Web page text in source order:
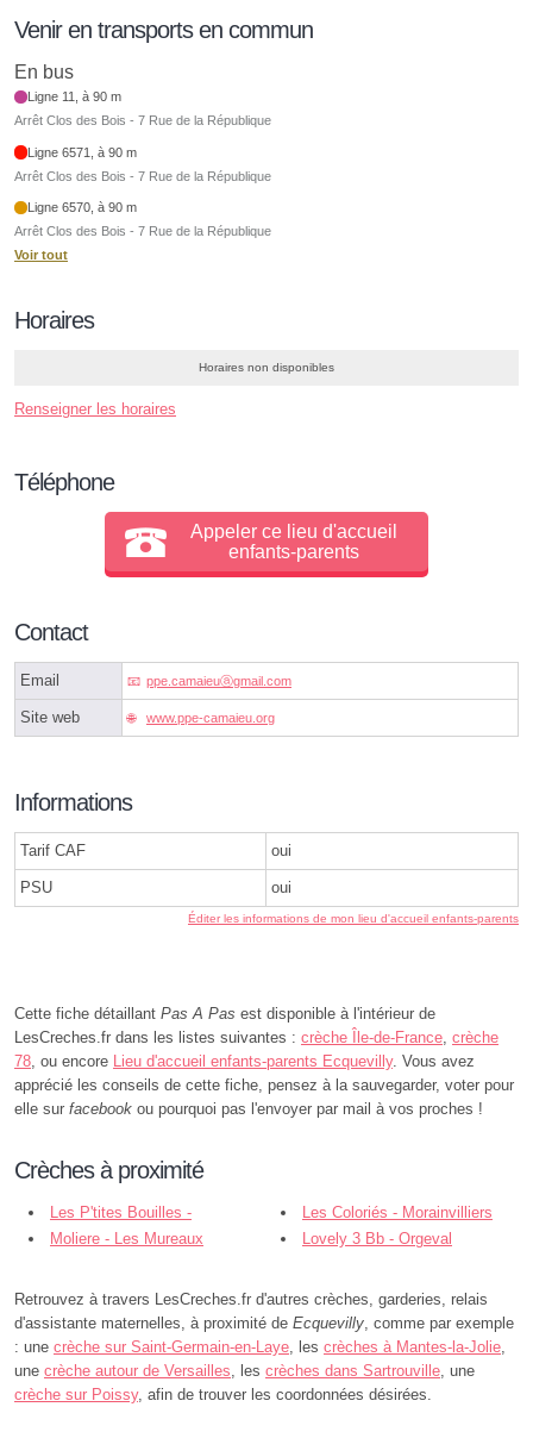
Venir en transports en commun
En bus
Ligne 11, à 90 m
Arrêt Clos des Bois - 7 Rue de la République
Ligne 6571, à 90 m
Arrêt Clos des Bois - 7 Rue de la République
Ligne 6570, à 90 m
Arrêt Clos des Bois - 7 Rue de la République
Voir tout
Horaires
Horaires non disponibles
Renseigner les horaires
Téléphone
Appeler ce lieu d'accueil
enfants-parents
Contact
Email ppe.camaieuⓐgmail.com
Site web www.ppe-camaieu.org
Informations
Tarif CAF oui
PSU oui
Éditer les informations de mon lieu d'accueil enfants-parents
Cette fiche détaillant Pas A Pas est disponible à l'intérieur de
LesCreches.fr dans les listes suivantes : crèche Île-de-France, crèche
78, ou encore Lieu d'accueil enfants-parents Ecquevilly. Vous avez
apprécié les conseils de cette fiche, pensez à la sauvegarder, voter pour
elle sur facebook ou pourquoi pas l'envoyer par mail à vos proches !
Crèches à proximité
Les P'tites Bouilles -
Morainvilliers
Les Coloriés - Morainvilliers
Moliere - Les Mureaux
Lovely 3 Bb - Orgeval
Retrouvez à travers LesCreches.fr d'autres crèches, garderies, relais
d'assistante maternelles, à proximité de Ecquevilly, comme par exemple
: une crèche sur Saint-Germain-en-Laye, les crèches à Mantes-la-Jolie,
une crèche autour de Versailles, les crèches dans Sartrouville, une
crèche sur Poissy, afin de trouver les coordonnées désirées.